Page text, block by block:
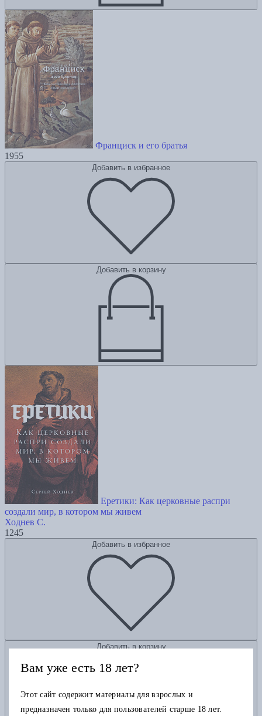
Франциск и его братья
1955
Добавить в избранное
Добавить в корзину
Еретики: Как церковные распри
создали мир, в котором мы живем
Ходнев С.
1245
Добавить в избранное
Добавить в корзину
Вам уже есть 18 лет?
Этот сайт содержит материалы для взрослых и
предназначен только для пользователей старше 18 лет.